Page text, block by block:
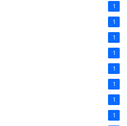
1
1
1
1
1
1
1
1